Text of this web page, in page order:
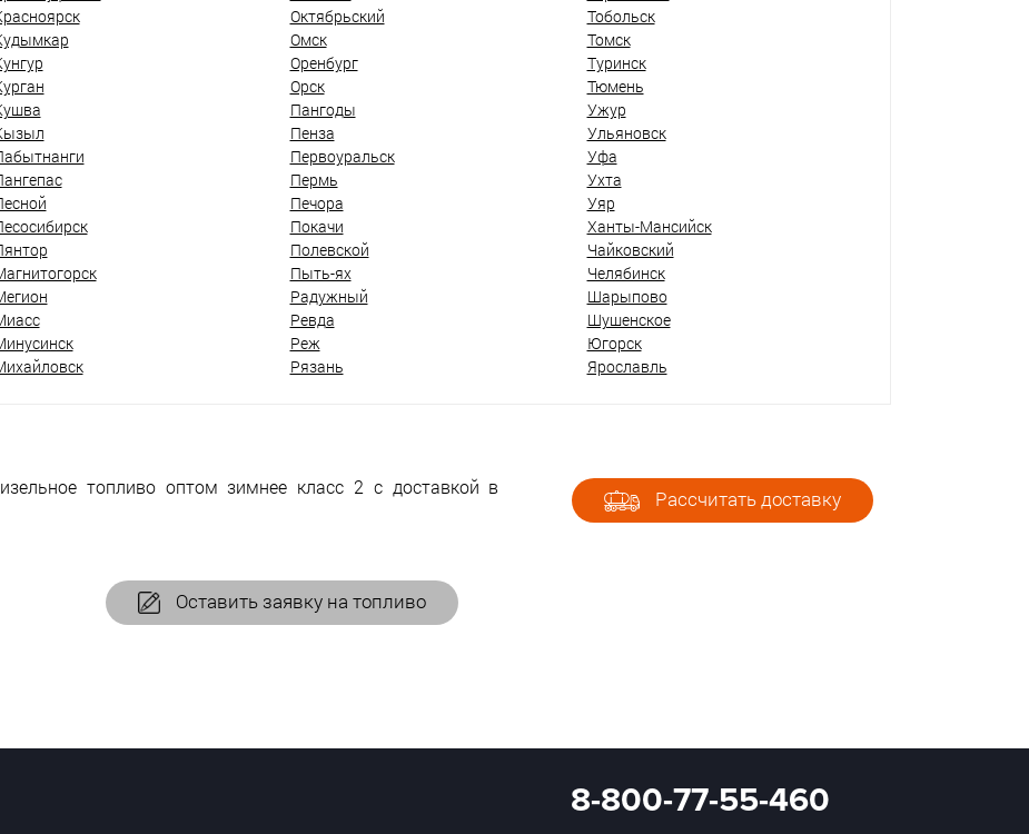
Октябрьский
Омск
Оренбург
Орск
Пангоды
Пенза
Первоуральск
Пермь
Печора
Покачи
Полевской
Пыть-ях
Радужный
Ревда
Реж
Рязань
Тобольск
Томск
Туринск
Тюмень
Ужур
Ульяновск
Уфа
Ухта
Уяр
Ханты-Мансийск
Чайковский
Челябинск
Шарыпово
Шушенское
Югорск
Ярославль
топливо оптом зимнее класс 2 с доставкой в
Рассчитать доставку
Оставить заявку на топливо
8-800-77-55-460